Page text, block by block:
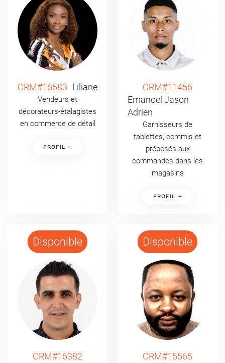
CRM#16583 Liliane
Vendeurs et
décorateurs-étalagistes
en commerce de détail
PROFIL +
CRM#11456
Emanoel Jason
Adrien
Garnisseurs de
tablettes, commis et
préposés aux
commandes dans les
magasins
PROFIL +
Disponible
CRM#16382
Disponible
CRM#15565